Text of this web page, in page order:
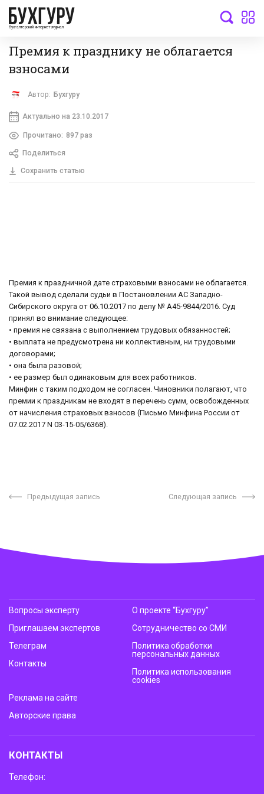
бухгалтерский интернет-журнал
Премия к празднику не облагается
взносами
Автор: Бухгуру
Актуально на 23.10.2017
Прочитано: 897 раз
Поделиться
Сохранить статью
Премия к праздничной дате страховыми взносами не облагается.
Такой вывод сделали судьи в Постановлении АС Западно-
Сибирского округа от 06.10.2017 по делу № А45-9844/2016. Суд
принял во внимание следующее:
• премия не связана с выполнением трудовых обязанностей;
• выплата не предусмотрена ни коллективным, ни трудовыми
договорами;
• она была разовой;
• ее размер был одинаковым для всех работников.
Минфин с таким подходом не согласен. Чиновники полагают, что
премии к праздникам не входят в перечень сумм, освобожденных
от начисления страховых взносов (Письмо Минфина России от
07.02.2017 N 03-15-05/6368).
Предыдущая запись Следующая запись
Вопросы эксперту
Приглашаем экспертов
Телеграм
Контакты
О проекте “Бухгуру”
Сотрудничество со СМИ
Политика обработки
персональных данных
Политика использования
cookies
Реклама на сайте
Авторские права
КОНТАКТЫ
Телефон: